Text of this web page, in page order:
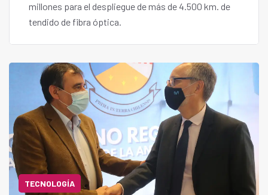
millones para el despliegue de más de 4.500 km. de
tendido de fibra óptica.
TECNOLOGÍA